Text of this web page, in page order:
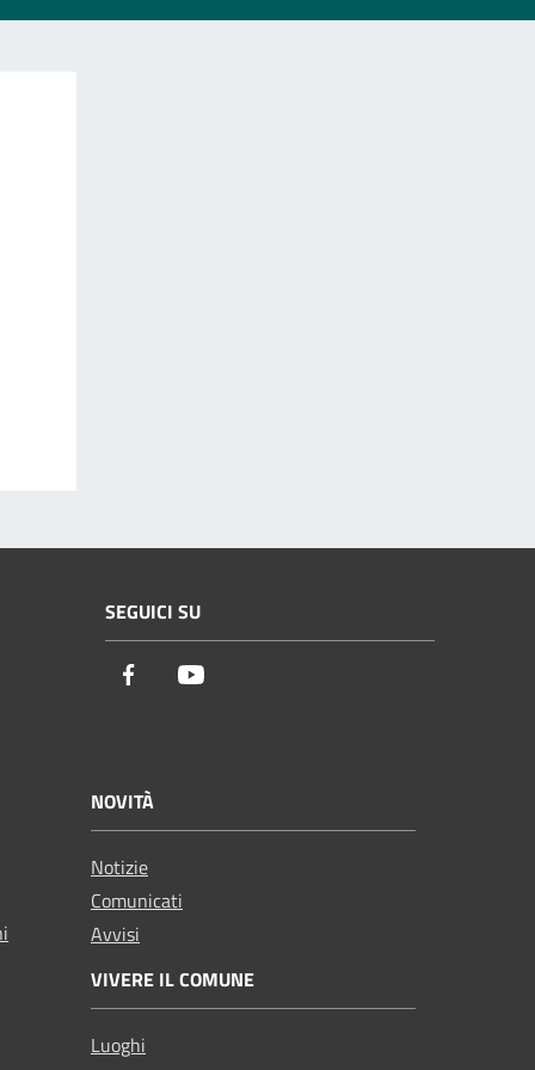
SEGUICI SU
Facebook
NOVITÀ
Notizie
Comunicati
Avvisi
VIVERE IL COMUNE
Luoghi